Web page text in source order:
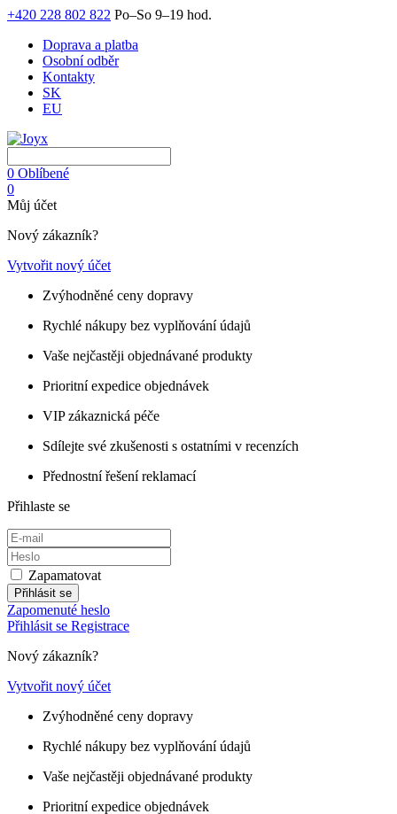
+420 228 802 822 Po–So 9–19 hod.
Doprava a platba
Osobní odběr
Kontakty
SK
EU
0 Oblíbené
0
Můj účet
Nový zákazník?
Vytvořit nový účet
Zvýhodněné ceny dopravy
Rychlé nákupy bez vyplňování údajů
Vaše nejčastěji objednávané produkty
Prioritní expedice objednávek
VIP zákaznická péče
Sdílejte své zkušenosti s ostatními v recenzích
Přednostní řešení reklamací
Přihlaste se
Zapamatovat
Přihlásit se
Zapomenuté heslo
Přihlásit se Registrace
Nový zákazník?
Vytvořit nový účet
Zvýhodněné ceny dopravy
Rychlé nákupy bez vyplňování údajů
Vaše nejčastěji objednávané produkty
Prioritní expedice objednávek